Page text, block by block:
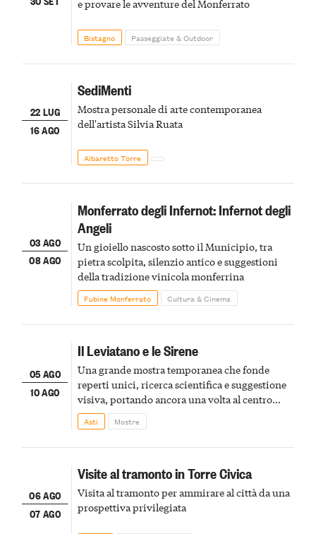
e provare le avventure del Monferrato
Bistagno Passeggiate & Outdoor
22 LUG
16 AGO
SediMenti
Mostra personale di arte contemporanea
dell'artista Silvia Ruata
Albaretto Torre
03 AGO
08 AGO
Monferrato degli Infernot: Infernot degli
Angeli
Un gioiello nascosto sotto il Municipio, tra
pietra scolpita, silenzio antico e suggestioni
della tradizione vinicola monferrina
Fubine Monferrato Cultura & Cinema
05 AGO
10 AGO
Il Leviatano e le Sirene
Una grande mostra temporanea che fonde
reperti unici, ricerca scientifica e suggestione
visiva, portando ancora una volta al centro
della scena le meraviglie del passato astigiano
Asti Mostre
06 AGO
07 AGO
Visite al tramonto in Torre Civica
Visita al tramonto per ammirare al città da una
prospettiva privilegiata